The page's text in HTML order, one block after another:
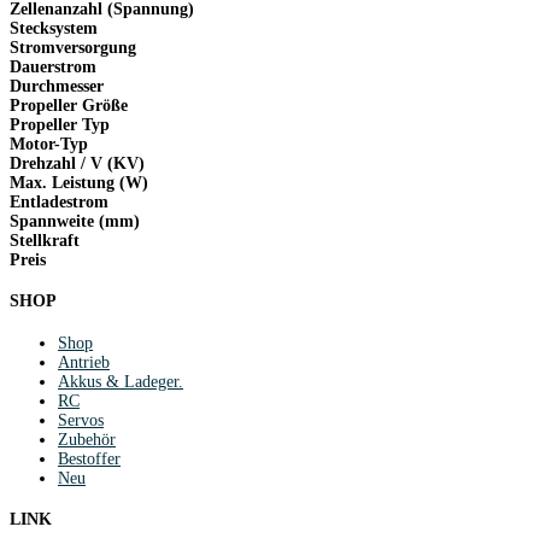
Zellenanzahl (Spannung)
Stecksystem
Stromversorgung
Dauerstrom
Durchmesser
Propeller Größe
Propeller Typ
Motor-Typ
Drehzahl / V (KV)
Max. Leistung (W)
Entladestrom
Spannweite (mm)
Stellkraft
Preis
SHOP
Shop
Antrieb
Akkus & Ladeger.
RC
Servos
Zubehör
Bestoffer
Neu
LINK